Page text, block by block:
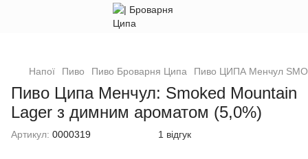
Напої Пиво Пиво Броварня Ципа Пиво ЦИПА Менчул
Пиво Ципа Менчул: Smoked Mountain
Lager з димним ароматом (5,0%)
Артикул: 0000319 1 відгук